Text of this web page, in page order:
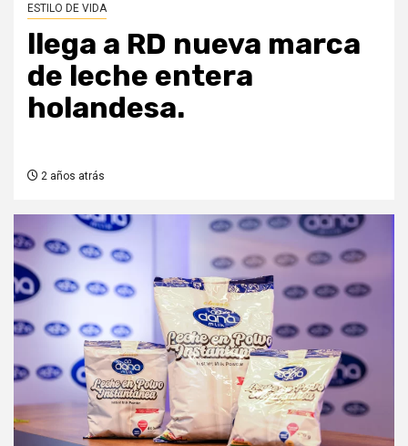
ESTILO DE VIDA
llega a RD nueva marca
de leche entera
holandesa.
2 años atrás